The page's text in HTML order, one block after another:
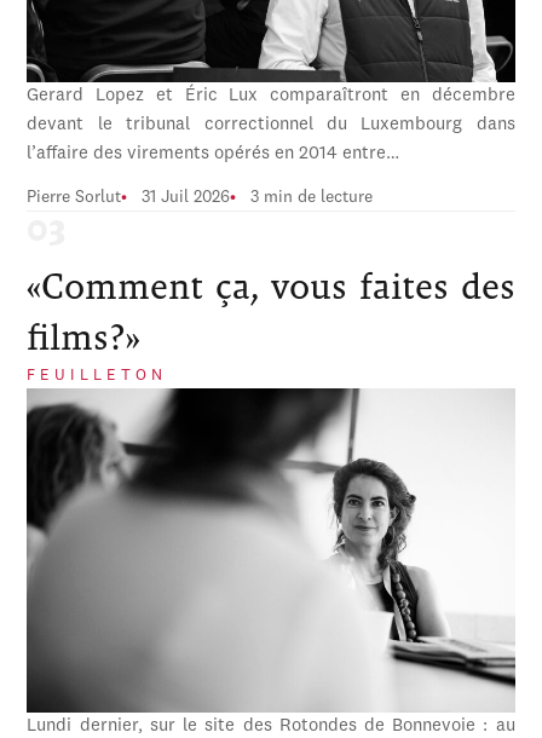
Gerard Lopez et Éric Lux comparaîtront en décembre
devant le tribunal correctionnel du Luxembourg dans
l’affaire des virements opérés en 2014 entre…
Pierre Sorlut 31 Juil 2026 3 min de lecture
«Comment ça, vous faites des
films?»
FEUILLETON
Lundi dernier, sur le site des Rotondes de Bonnevoie : au